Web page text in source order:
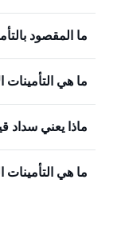
ما المقصود
ما هي التأمينات
ماذا يعني سداد
ما هي